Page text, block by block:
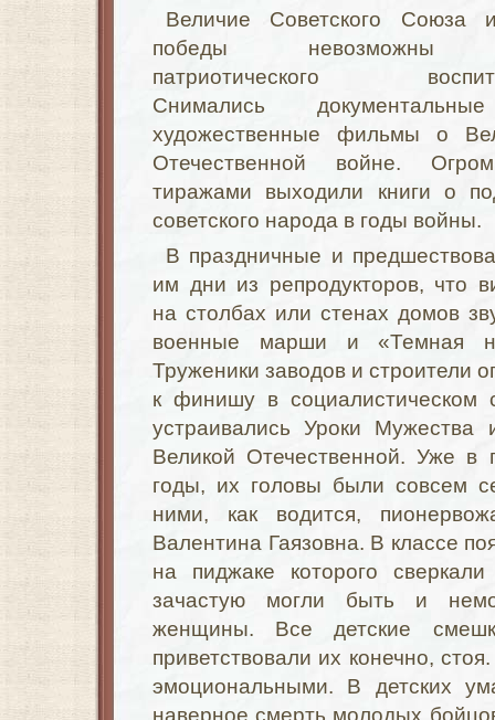
Величие Советского Союза
победы невозможны
патриотического
Снимались
художественные фильмы о
Отечественной войне.
тиражами выходили книги о
советского народа в годы войны.
В праздничные и
им дни из репродукторов, что
на столбах или стенах домов
военные марши и «Темная
Труженики заводов и строители
к финишу в социалистическом
устраивались Уроки Мужества
Великой Отечественной. Уже
годы, их головы были совсем
ними, как водится,
Валентина Гаязовна. В классе
на пиджаке которого
зачастую могли быть и
женщины. Все детские
приветствовали их конечно,
эмоциональными. В детских
наверное смерть молодых